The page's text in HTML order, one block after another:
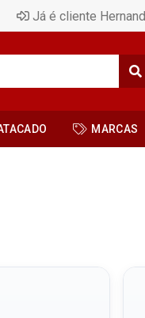
Já é cliente
MARCAS